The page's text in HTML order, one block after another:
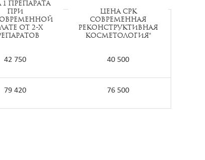
1 препарата
при
от 2-х
Цена СРК
Современная
реконструктивная
косметология*
42 750 40 500
79 420 76 500